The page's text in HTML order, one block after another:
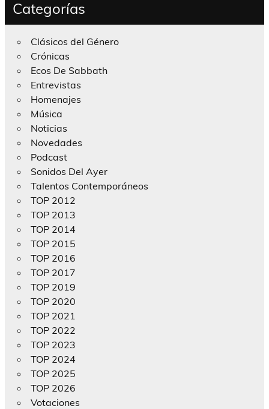
Categorías
Clásicos del Género
Crónicas
Ecos De Sabbath
Entrevistas
Homenajes
Música
Noticias
Novedades
Podcast
Sonidos Del Ayer
Talentos Contemporáneos
TOP 2012
TOP 2013
TOP 2014
TOP 2015
TOP 2016
TOP 2017
TOP 2019
TOP 2020
TOP 2021
TOP 2022
TOP 2023
TOP 2024
TOP 2025
TOP 2026
Votaciones